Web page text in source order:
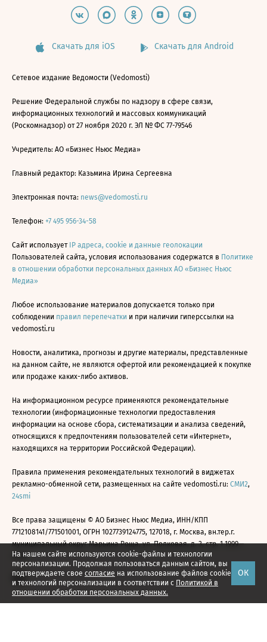
На нашем сайте используются cookie-файлы и технологии
персонализации. Продолжая пользоваться данным сайтом, вы
подтверждаете свое согласие на использование файлов cookie
и технологий персонализации в соответствии с Политикой в
отношении обработки персональных данных.
ОК
Скачать для iOS Скачать для Android
Сетевое издание Ведомости (Vedomosti)
Решение Федеральной службы по надзору в сфере связи,
информационных технологий и массовых коммуникаций
(Роскомнадзор) от 27 ноября 2020 г. ЭЛ № ФС 77-79546
Учредитель: АО «Бизнес Ньюс Медиа»
Главный редактор: Казьмина Ирина Сергеевна
Электронная почта: news@vedomosti.ru
Телефон: +7 495 956-34-58
Сайт использует IP адреса, cookie и данные геолокации
Пользователей сайта, условия использования содержатся в Политике
в отношении обработки персональных данных АО «Бизнес Ньюс
Медиа»
Любое использование материалов допускается только при
соблюдении правил перепечатки и при наличии гиперссылки на
vedomosti.ru
Новости, аналитика, прогнозы и другие материалы, представленные
на данном сайте, не являются офертой или рекомендацией к покупке
или продаже каких-либо активов.
На информационном ресурсе применяются рекомендательные
технологии (информационные технологии предоставления
информации на основе сбора, систематизации и анализа сведений,
относящихся к предпочтениям пользователей сети «Интернет»,
находящихся на территории Российской Федерации).
Правила применения рекомендательных технологий в виджетах
рекламно-обменной сети, размещенных на сайте vedomosti.ru: СМИ2,
24smi
Все права защищены © АО Бизнес Ньюс Медиа, ИНН/КПП
7712108141/771501001, ОГРН 1027739124775, 127018, г. Москва, вн.тер.г.
муниципальный округ Марьина Роща, ул. Полковая, д. 3, стр. 1 1999—
2026